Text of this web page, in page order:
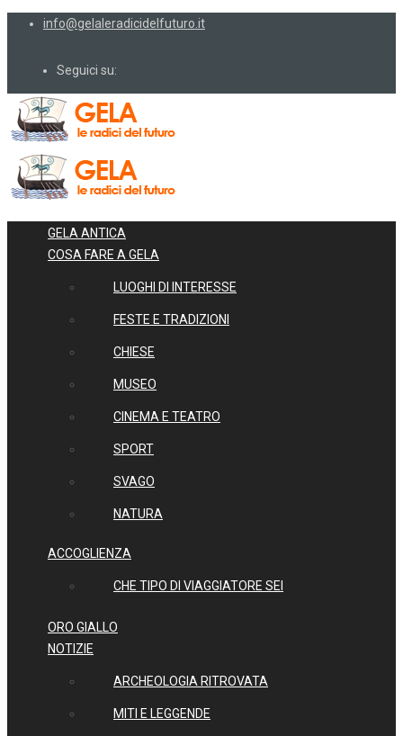
info@gelaleradicidelfuturo.it
Seguici su:
GELA ANTICA
COSA FARE A GELA
LUOGHI DI INTERESSE
FESTE E TRADIZIONI
CHIESE
MUSEO
CINEMA E TEATRO
SPORT
SVAGO
NATURA
ACCOGLIENZA
CHE TIPO DI VIAGGIATORE SEI
ORO GIALLO
NOTIZIE
ARCHEOLOGIA RITROVATA
MITI E LEGGENDE